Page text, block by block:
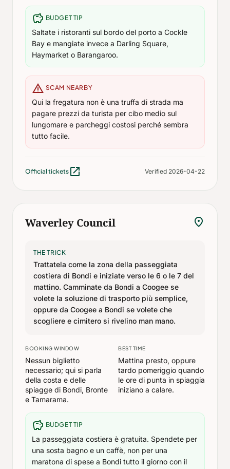
savings BUDGET TIP
Saltate i ristoranti sul bordo del porto a Cockle
Bay e mangiate invece a Darling Square,
Haymarket o Barangaroo.
warning SCAM NEARBY
Qui la fregatura non è una truffa di strada ma
pagare prezzi da turista per cibo medio sul
lungomare e parcheggi costosi perché sembra
tutto facile.
Official tickets open_in_new Verified 2026-04-22
Waverley Council location_on
THE TRICK
Trattatela come la zona della passeggiata
costiera di Bondi e iniziate verso le 6 o le 7 del
mattino. Camminate da Bondi a Coogee se
volete la soluzione di trasporto più semplice,
oppure da Coogee a Bondi se volete che
scogliere e cimitero si rivelino man mano.
BOOKING WINDOW
Nessun biglietto
necessario; qui si parla
della costa e delle
spiagge di Bondi, Bronte
e Tamarama.
BEST TIME
Mattina presto, oppure
tardo pomeriggio quando
le ore di punta in spiaggia
iniziano a calare.
savings BUDGET TIP
La passeggiata costiera è gratuita. Spendete per
una sosta bagno e un caffè, non per una
maratona di spese a Bondi tutto il giorno con il